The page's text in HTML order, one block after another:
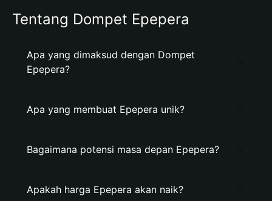
Tentang Dompet Epepera
Apa yang dimaksud dengan Dompet
Epepera?
Apa yang membuat Epepera unik?
Bagaimana potensi masa depan Epepera?
Apakah harga Epepera akan naik?